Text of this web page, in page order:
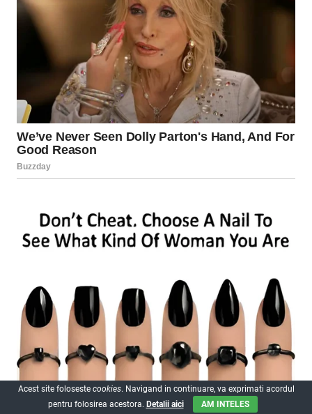
Acest site foloseste cookies. Navigand in continuare, va exprimati acordul
pentru folosirea acestora. Detalii aici AM INTELES